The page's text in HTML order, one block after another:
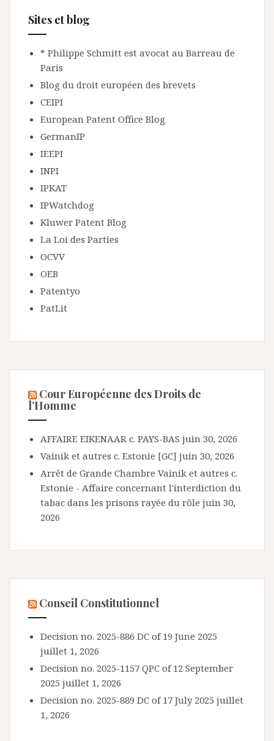
Sites et blog
* Philippe Schmitt est avocat au Barreau de
Paris
Blog du droit européen des brevets
CEIPI
European Patent Office Blog
GermanIP
IEEPI
INPI
IPKAT
IPWatchdog
Kluwer Patent Blog
La Loi des Parties
OCVV
OEB
Patentyo
PatLit
Cour Européenne des Droits de
l’Homme
AFFAIRE EIKENAAR c. PAYS-BAS juin 30, 2026
Vainik et autres c. Estonie [GC] juin 30, 2026
Arrêt de Grande Chambre Vainik et autres c.
Estonie - Affaire concernant l'interdiction du
tabac dans les prisons rayée du rôle juin 30,
2026
Conseil Constitutionnel
Decision no. 2025-886 DC of 19 June 2025
juillet 1, 2026
Decision no. 2025-1157 QPC of 12 September
2025 juillet 1, 2026
Decision no. 2025-889 DC of 17 July 2025 juillet
1, 2026